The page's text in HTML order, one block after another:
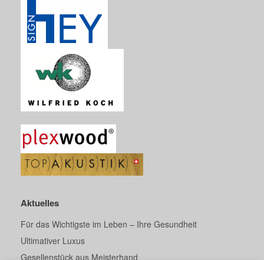
Aktuelles
Für das Wichtigste im Leben – Ihre Gesundheit
Ultimativer Luxus
Gesellenstück aus Meisterhand